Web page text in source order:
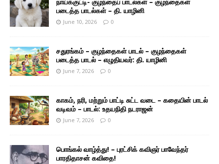
படைத்த பாடல்கள் – தி. யாழினி
June 10, 2026 0
சதுரங்கம் – குழந்தைகள் பாடல் – குழந்தைகள்
படைத்த பாடல் – எழுதியவர்: தி. யாழினி
June 7, 2026 0
காகம், நரி, மற்றும் பாட்டி சுட்ட வடை – கதையின் பாடல்
வடிவம் – பாடல்: உதயநிதி நடராஜன்
June 7, 2026 0
பொங்கல் வாழ்த்து! – புரட்சிக் கவிஞர் பாவேந்தர்
பாரதிதாசன் கவிதை!